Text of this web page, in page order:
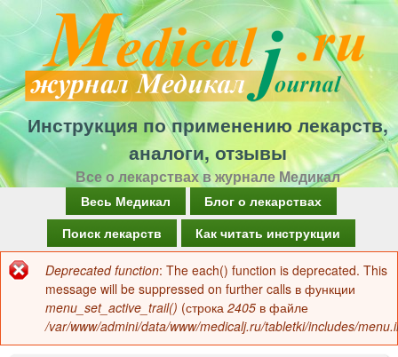
Перейти
к
основному
содержанию
Инструкция по применению лекарств,
аналоги, отзывы
Все о лекарствах в журнале Медикал
а
в
о
Весь Медикал
Блог о лекарствах
Поиск лекарств
Как читать инструкции
Сообщение
об
ошибке
Deprecated function: The each() function is deprecated. This
message will be suppressed on further calls в функции
menu_set_active_trail() (строка 2405 в файле
/var/www/admini/data/www/medicalj.ru/tabletki/includes/